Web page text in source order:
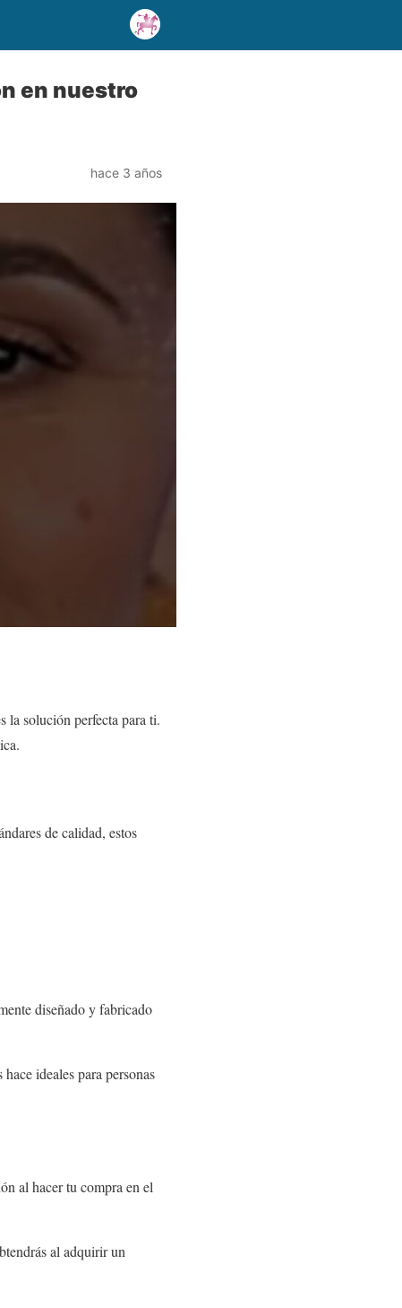
en nuestro
hace 3 años
la solución perfecta para ti.
de calidad, estos
diseñado y fabricado
ideales para personas
al hacer tu compra en el
al adquirir un